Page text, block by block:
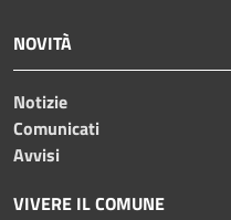
NOVITÀ
Notizie
Comunicati
Avvisi
VIVERE IL COMUNE